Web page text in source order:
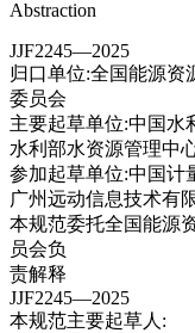
Abstraction
JJF2245—2025
归口单位:全国能源资
委员会
主要起草单位:中国水
水利部水资源管理中
参加起草单位:中国计
广州远动信息技术有
本规范委托全国能源
员会负
责解释
JJF2245—2025
本规范主要起草人: